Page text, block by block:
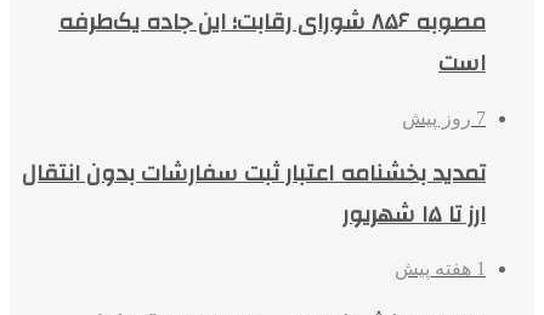
مصوبه ۸۵۶ شورای رقابت؛ این جاده یک‌طرفه
است
7 روز پیش
تمدید بخشنامه اعتبار ثبت سفارشات بدون انتقال
ارز تا ۱۵ شهریور
1 هفته پیش